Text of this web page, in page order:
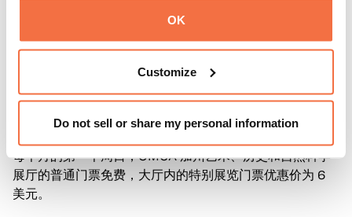
OK
Customize
Do not sell or share my personal information
第一主日
每个月的第一个周日，OMCA 加州艺术、历史和自然科学
展厅的普通门票免费，大厅内的特别展览门票优惠价为 6
美元。